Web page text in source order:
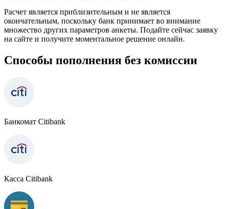
Расчет является приблизительным и не является
окончательным, поскольку банк принимает во внимание
множество других параметров анкеты. Подайте сейчас заявку
на сайте и получите моментальное решение онлайн.
Способы пополнения без комиссии
Банкомат Citibank
Касса Citibank